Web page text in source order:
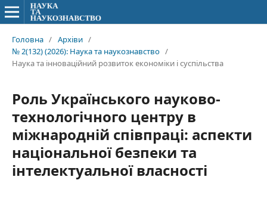
Головна / Архіви /
№ 2(132) (2026): Наука та наукознавство /
Наука та інноваційний розвиток економіки і суспільства
Роль Українського науково-
технологічного центру в
міжнародній співпраці: аспекти
національної безпеки та
інтелектуальної власності